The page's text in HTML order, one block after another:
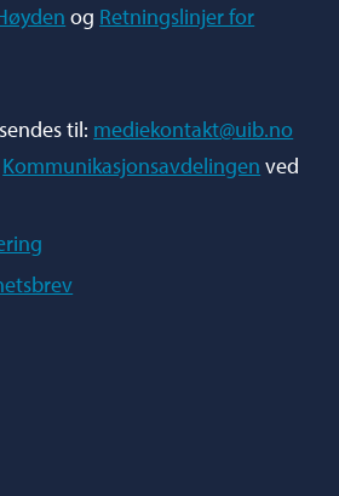
og Retningslinjer for
til: mediekontakt@uib.no
Kommunikasjonsavdelingen ved